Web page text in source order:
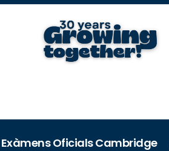
Exàmens Oficials Cambridge